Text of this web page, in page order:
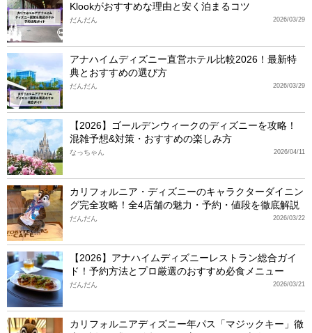
Klookがおすすめな理由と安く泊まるコツ
2026/03/29
だんだん
アナハイムディズニー直営ホテル比較2026！最新特
典とおすすめの選び方
2026/03/29
だんだん
【2026】ゴールデンウィークのディズニーを攻略！
混雑予想&対策・おすすめの楽しみ方
2026/04/11
なっちゃん
カリフォルニア・ディズニーのキャラクターダイニン
グ完全攻略！全4店舗の魅力・予約・値段を徹底解説
2026/03/22
だんだん
【2026】アナハイムディズニーレストラン総合ガイ
ド！予約方法とプロ厳選のおすすめ必食メニュー
2026/03/21
だんだん
カリフォルニアディズニー年パス「マジックキー」徹